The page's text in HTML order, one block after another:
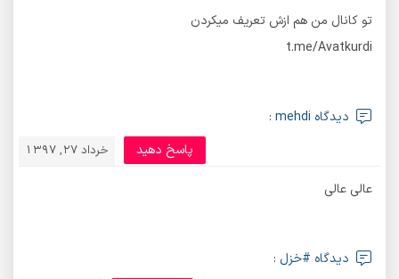
تو کانال من هم ازش تعریف میکردن
t.me/Avatkurdi
دیدگاه mehdi :
خرداد 27, 1397 پاسخ دهید
عالی عالی
دیدگاه #خزل :